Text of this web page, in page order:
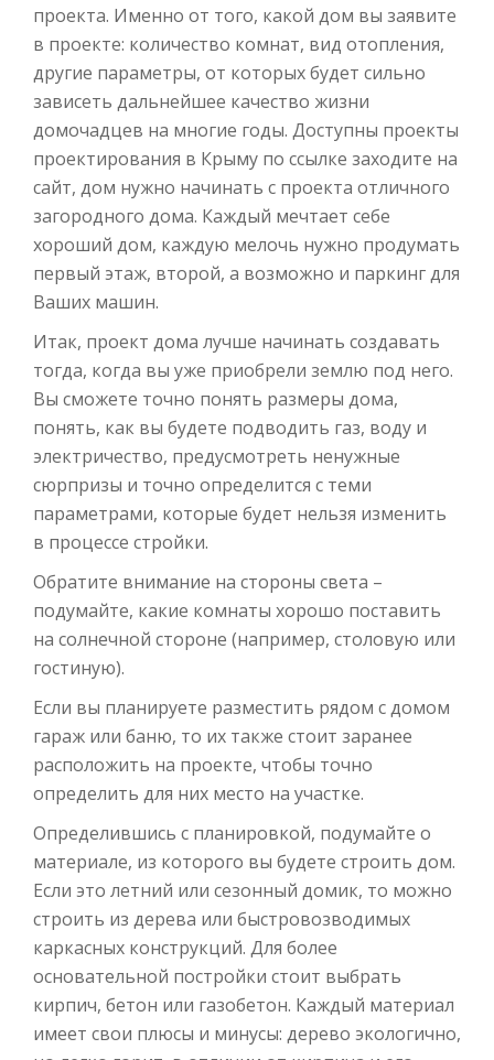
проекта. Именно от того, какой дом вы заявите
в проекте: количество комнат, вид отопления,
другие параметры, от которых будет сильно
зависеть дальнейшее качество жизни
домочадцев на многие годы. Доступны проекты
проектирования в Крыму по ссылке заходите на
сайт, дом нужно начинать с проекта отличного
загородного дома. Каждый мечтает себе
хороший дом, каждую мелочь нужно продумать
первый этаж, второй, а возможно и паркинг для
Ваших машин.
Итак, проект дома лучше начинать создавать
тогда, когда вы уже приобрели землю под него.
Вы сможете точно понять размеры дома,
понять, как вы будете подводить газ, воду и
электричество, предусмотреть ненужные
сюрпризы и точно определится с теми
параметрами, которые будет нельзя изменить
в процессе стройки.
Обратите внимание на стороны света –
подумайте, какие комнаты хорошо поставить
на солнечной стороне (например, столовую или
гостиную).
Если вы планируете разместить рядом с домом
гараж или баню, то их также стоит заранее
расположить на проекте, чтобы точно
определить для них место на участке.
Определившись с планировкой, подумайте о
материале, из которого вы будете строить дом.
Если это летний или сезонный домик, то можно
строить из дерева или быстровозводимых
каркасных конструкций. Для более
основательной постройки стоит выбрать
кирпич, бетон или газобетон. Каждый материал
имеет свои плюсы и минусы: дерево экологично,